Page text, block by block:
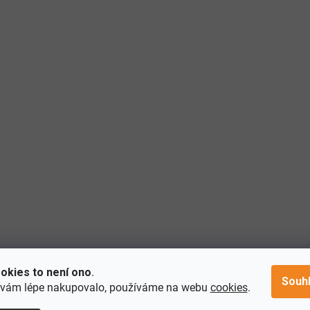
to není ono.
lépe nakupovalo, používáme na webu cookies.